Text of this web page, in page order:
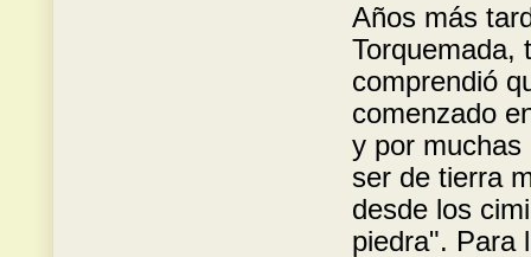
Años más
Torquemada,
comprendió
comenzado
y por muchas
ser de tierra
desde los
piedra". Para